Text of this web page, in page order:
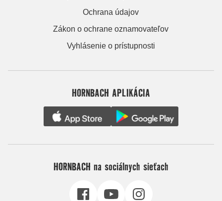
Ochrana údajov
Zákon o ochrane oznamovateľov
Vyhlásenie o prístupnosti
HORNBACH APLIKÁCIA
HORNBACH na sociálnych sieťach